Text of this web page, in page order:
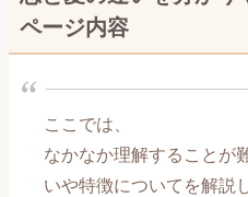
恋愛メール講座～復縁編～
【自分磨き編】記事一覧
【出会い編】記事一覧
ページ内容
ここでは、
なかなか理解することが
いや特徴についてを解説